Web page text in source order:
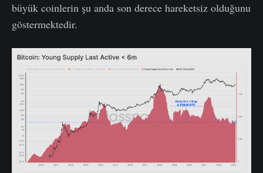
büyük coinlerin şu anda son derece hareketsiz olduğunu
göstermektedir.